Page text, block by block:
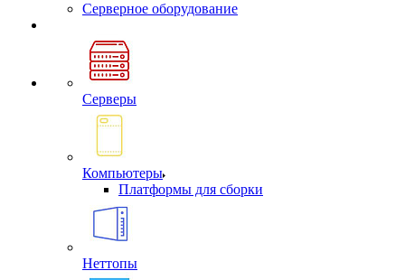
Cерверное оборудование
Серверы
Компьютеры
Платформы для сборки
Неттопы